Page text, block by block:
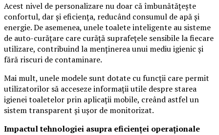
Acest nivel de personalizare nu doar că îmbunătățește
confortul, dar și eficiența, reducând consumul de apă și
energie. De asemenea, unele toalete inteligente au sisteme
de auto-curățare care curăță suprafețele sensibile la fiecare
utilizare, contribuind la menținerea unui mediu igienic și
fără riscuri de contaminare.
Mai mult, unele modele sunt dotate cu funcții care permit
utilizatorilor să acceseze informații utile despre starea
igienei toaletelor prin aplicații mobile, creând astfel un
sistem transparent și ușor de monitorizat.
Impactul tehnologiei asupra eficienței operaționale